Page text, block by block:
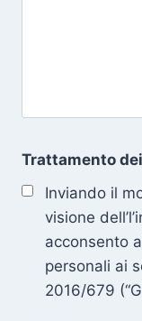
Trattamento
Inviando il
visione
acconsento
personali ai
2016/679